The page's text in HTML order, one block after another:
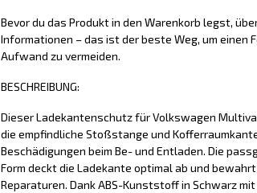
Bevor du das Produkt in den Warenkorb legst,
Informationen – das ist der beste Weg, um einen
Aufwand zu vermeiden.
BESCHREIBUNG:
Dieser Ladekantenschutz für Volkswagen
die empfindliche Stoßstange und
Beschädigungen beim Be- und Entladen. Die
Form deckt die Ladekante optimal ab und
Reparaturen. Dank ABS-Kunststoff in Schwarz